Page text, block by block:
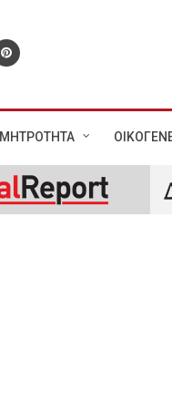
ΜΗΤΡΟΤΗΤΑ